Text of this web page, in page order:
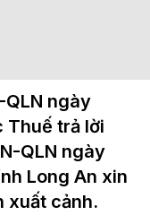
ngày
Thuế trả lời
QLN ngày
Long An xin
xuất cảnh.